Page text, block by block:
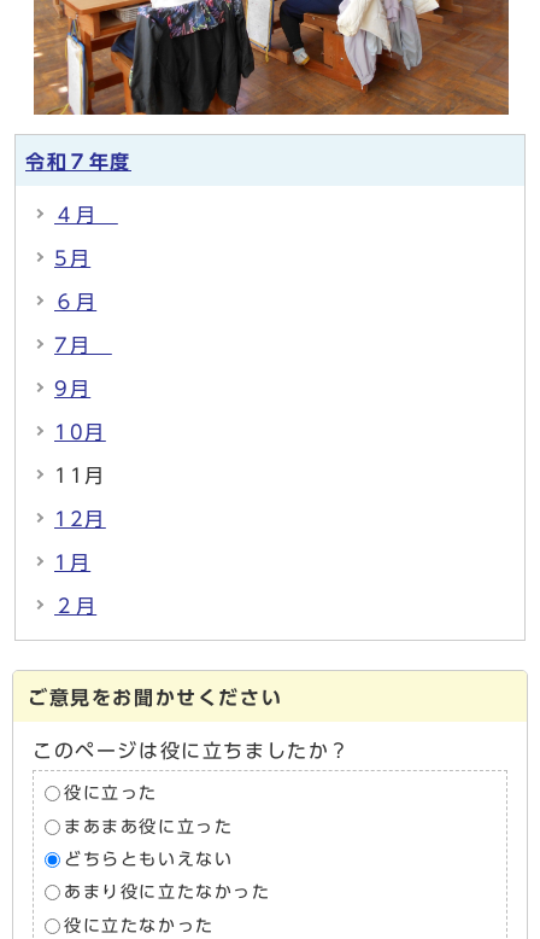
令和７年度
４月
5月
６月
7月
9月
10月
11月
12月
1月
２月
ご意見をお聞かせください
このページは役に立ちましたか？
役に立った
まあまあ役に立った
どちらともいえない
あまり役に立たなかった
役に立たなかった